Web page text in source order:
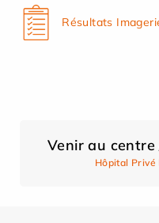
Résultats
Venir au
Hôpital Privé